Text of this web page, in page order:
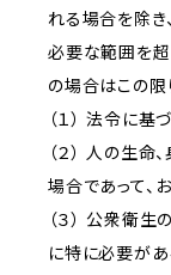
れる場合を除き
必要な範囲を超
の場合はこの限
（１） 法令に基
（２） 人の生
場合であって、
（３） 公衆衛
に特に必要があ